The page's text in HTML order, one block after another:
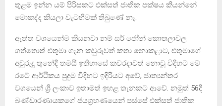
තුළම ඉන්න යම් පිරිසකට එක්සත් ජාතික පක්ෂය කියන්නේ
මොකද්ද කියලා වැටහීමක් තිබුණේ නෑ.
ඇත්ත වශයෙන්ම කියනවා නම් සර් ජෝන් කොතලාවල
ගත්තොත් එතුමා ගැන කවුරුවත් කතා නොකළාට, එතුමාගේ
අවුරුදු තුනේදී තමයි ඉතිහාසේ කවරදාවත් නොවූ විදිහට මේ
රටේ ආර්ථිකය පුදුම විදිහට ඉදිරියට අවේ, ජාත්‍යන්තර
වශයෙන් ශ්‍රී ලංකාව ඉතාමත් ඉහළ තැනකට ආවේ. නමුත් 56දී
බණ්ඩාරණායකගේ ජයග්‍රහණයෙන් පස්සේ එක්සත් ජාතික